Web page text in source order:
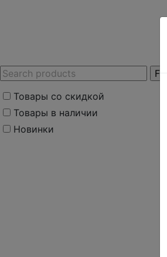
Товары со скидкой
Товары в наличии
Новинки